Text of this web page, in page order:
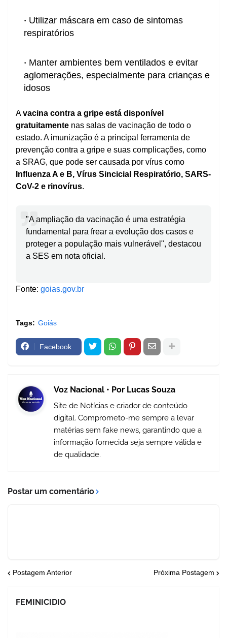
Utilizar máscara em caso de sintomas
respiratórios
Manter ambientes bem ventilados e evitar
aglomerações, especialmente para crianças e
idosos
Avacina contra a gripe está disponível
gratuitamente nas salas de vacinação de todo o
estado. A imunização é a principal ferramenta de
prevenção contra a gripe e suas complicações, como
a SRAG, que pode ser causada por vírus como
Influenza A e B, Vírus Sincicial Respiratório, SARS-
CoV-2 e rinovírus.
"A ampliação da vacinação é uma estratégia
fundamental para frear a evolução dos casos e
proteger a população mais vulnerável", destacou
a SES em nota oficial.
Fonte: goias.gov.br
Tags: Goiás
Facebook
Voz Nacional • Por Lucas Souza
Site de Notícias e criador de conteúdo
digital. Comprometo-me sempre a levar
matérias sem fake news, garantindo que a
informação fornecida seja sempre válida e
de qualidade.
Postar um comentário
Postagem Anterior Próxima Postagem
FEMINICIDIO